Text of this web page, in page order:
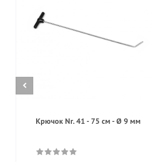
Крючок Nr. 41 - 75 см - Ø 9 мм